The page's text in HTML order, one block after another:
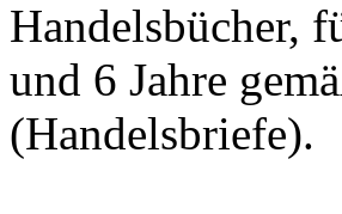
Handelsbücher,
und 6 Jahre
(Handelsbriefe).